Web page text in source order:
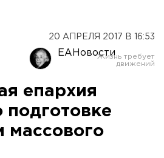
20 АПРЕЛЯ 2017 В 16:53
ЕАНовости
епархия
подготовке
массового